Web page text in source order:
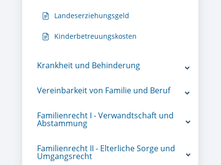
Landeserziehungsgeld
Kinderbetreuungskosten
Krankheit und Behinderung
Vereinbarkeit von Familie und Beruf
Familienrecht I - Verwandtschaft und
Abstammung
Familienrecht II - Elterliche Sorge und
Umgangsrecht